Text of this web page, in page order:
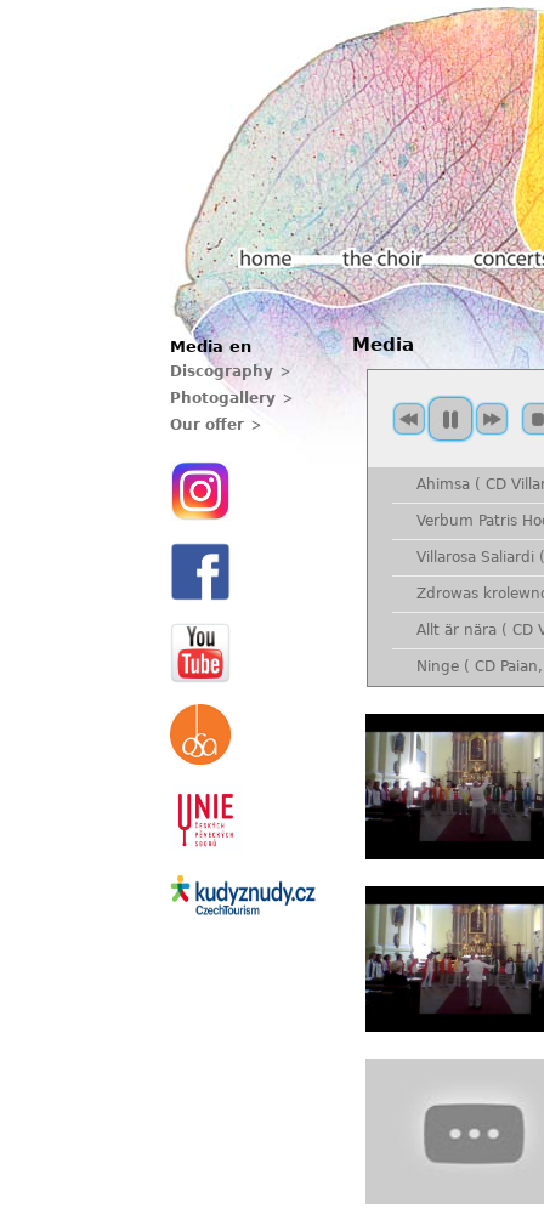
Media
Ahimsa ( CD
Verbum Patris
Villarosa Saliardi
Zdrowas
Allt är nära ( CD
Ninge ( CD
Main menu
Home The choir Concerts
Media en
Discography
Photogallery
Our offer